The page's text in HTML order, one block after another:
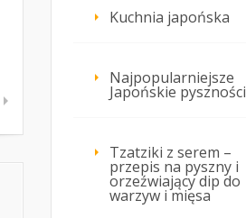
Kuchnia japońska
Najpopularniejsze
Japońskie pyszności
Tzatziki z serem –
przepis na pyszny i
orzeźwiający dip do
warzyw i mięsa